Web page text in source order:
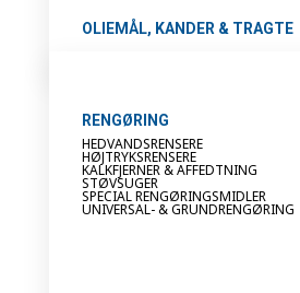
OLIEMÅL, KANDER & TRAGTE
RENGØRING
HEDVANDSRENSERE
HØJTRYKSRENSERE
KALKFJERNER & AFFEDTNING
STØVSUGER
SPECIAL RENGØRINGSMIDLER
UNIVERSAL- & GRUNDRENGØRING